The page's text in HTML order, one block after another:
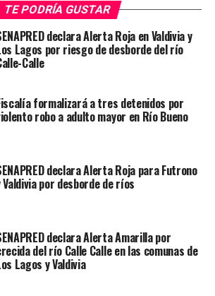
Ríos, un proyecto muy esperado por
región”
de la institución.
que unos los principales beneficios
será que esta nueva sede ofrecerá
“no solo tendrá medicamentos del
y de la epilepsia, sino que
uso crónico, que muchas veces no
de muy buena forma y con
Liga Chilena contra la Epilepsia en
las otras 17 sucursales que tiene esta
de Chile y además de la farmacia
de un
Departamento Social
y subsidios a personas con
TE PODRÍA GUSTAR
declara Alerta Roja en Valdivia y
Lagos por riesgo de desborde del río
Calle
formalizará a tres detenidos por
robo a adulto mayor en Río Bueno
declara Alerta Roja para Futrono
Valdivia por desborde de ríos
declara Alerta Amarilla por
del río Calle Calle en las comunas de
Lagos y Valdivia